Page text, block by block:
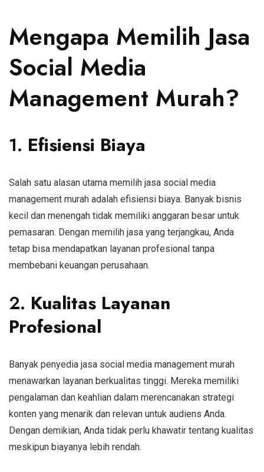
Mengapa Memilih Jasa
Social Media
Management Murah?
1. Efisiensi Biaya
Salah satu alasan utama memilih jasa social media
management murah adalah efisiensi biaya. Banyak bisnis
kecil dan menengah tidak memiliki anggaran besar untuk
pemasaran. Dengan memilih jasa yang terjangkau, Anda
tetap bisa mendapatkan layanan profesional tanpa
membebani keuangan perusahaan.
2. Kualitas Layanan
Profesional
Banyak penyedia jasa social media management murah
menawarkan layanan berkualitas tinggi. Mereka memiliki
pengalaman dan keahlian dalam merencanakan strategi
konten yang menarik dan relevan untuk audiens Anda.
Dengan demikian, Anda tidak perlu khawatir tentang kualitas
meskipun biayanya lebih rendah.